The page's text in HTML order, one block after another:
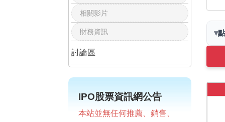
相關影片
財務資訊
討論區
IPO股票資訊網公告
本站並無任何推薦、銷售、
▾